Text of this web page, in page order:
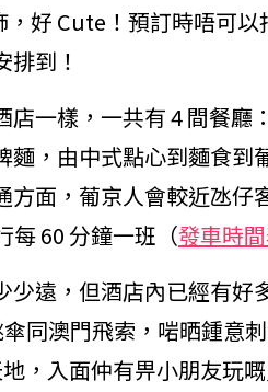
，好 Cute！預訂時唔可
到！
店一樣，一共有 4 間餐
麵，由中式點心到麵食到
方面，葡京人會較近氹仔
每 60 分鐘一班（發車時
少遠，但酒店內已經有好
傘同澳門飛索，啱晒鍾意
，入面仲有畀小朋友玩